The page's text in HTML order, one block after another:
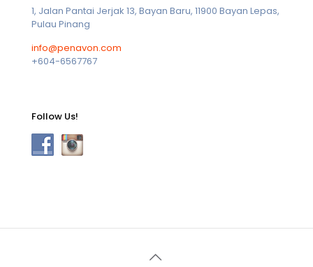
1, Jalan Pantai Jerjak 13, Bayan Baru, 11900 Bayan Lepas,
Pulau Pinang
info@penavon.com
+604-6567767
Follow Us!